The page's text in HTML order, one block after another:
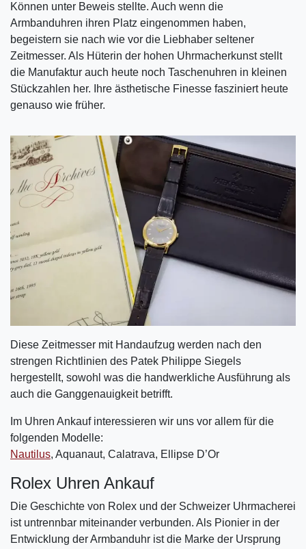
Können unter Beweis stellte. Auch wenn die
Armbanduhren ihren Platz eingenommen haben,
begeistern sie nach wie vor die Liebhaber seltener
Zeitmesser. Als Hüterin der hohen Uhrmacherkunst stellt
die Manufaktur auch heute noch Taschenuhren in kleinen
Stückzahlen her. Ihre ästhetische Finesse fasziniert heute
genauso wie früher.
Diese Zeitmesser mit Handaufzug werden nach den
strengen Richtlinien des Patek Philippe Siegels
hergestellt, sowohl was die handwerkliche Ausführung als
auch die Ganggenauigkeit betrifft.
Im Uhren Ankauf interessieren wir uns vor allem für die
folgenden Modelle:
Nautilus, Aquanaut, Calatrava, Ellipse D’Or
Rolex Uhren Ankauf
Die Geschichte von Rolex und der Schweizer Uhrmacherei
ist untrennbar miteinander verbunden. Als Pionier in der
Entwicklung der Armbanduhr ist die Marke der Ursprung